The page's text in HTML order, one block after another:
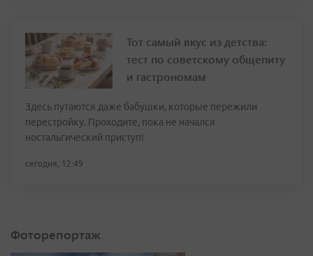
Тот самый вкус из детства:
тест по советскому общепиту
и гастрономам
Здесь путаются даже бабушки, которые пережили
перестройку. Проходите, пока не начался
ностальгический приступ!
сегодня, 12:49
Фоторепортаж